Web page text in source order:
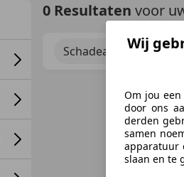
0 Resultaten voor
Schadeauto's tonen
Wij
Om jou
door ons
derden
samen
apparatuur
slaan en te